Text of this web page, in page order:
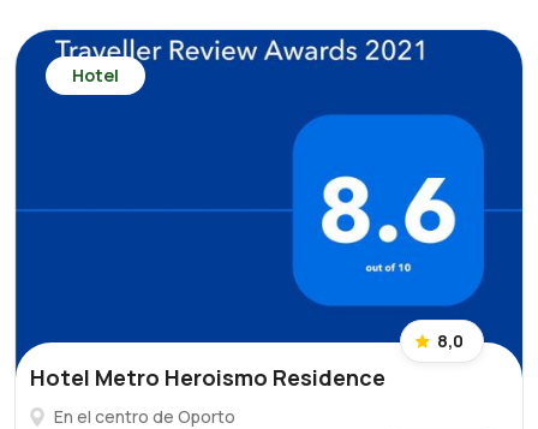
Hotel
8,0
Hotel Metro Heroismo Residence
En el centro de Oporto